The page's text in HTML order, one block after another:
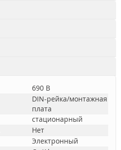
690 В
DIN-рейка/монтажная
плата
стационарный
Нет
Электронный